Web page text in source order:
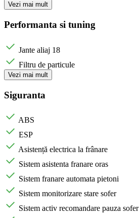
Vezi mai mult
Performanta si tuning
Jante aliaj 18
Filtru de particule
Vezi mai mult
Siguranta
ABS
ESP
Asistență electrica la frânare
Sistem asistenta franare oras
Sistem franare automata pietoni
Sistem monitorizare stare sofer
Sistem activ recomandare pauza sofer